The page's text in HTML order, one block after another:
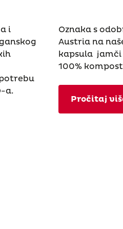
i
a.
Oznaka s
Austria na
kapsula jamči
100%
Pročitaj